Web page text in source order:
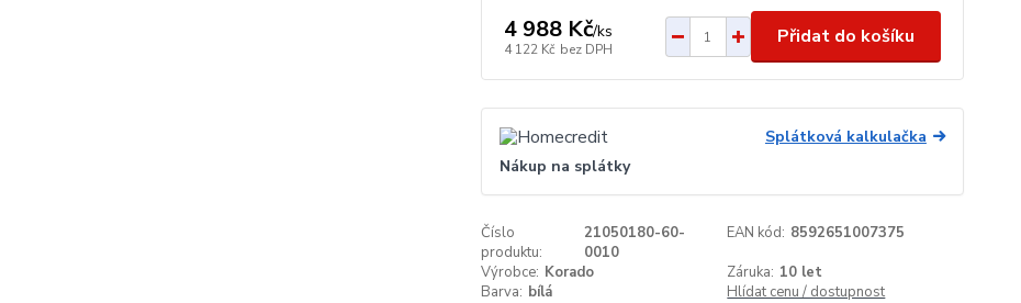
4 988 Kč/ks
4 122 Kč bez DPH
Přidat do košíku
Splátková kalkulačka
Nákup na splátky
Číslo
produktu:
21050180-60-
0010
EAN kód: 8592651007375
Výrobce: Korado Záruka: 10 let
Barva: bílá Hlídat cenu / dostupnost